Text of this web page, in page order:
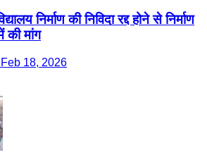
निर्माण की निविदा रद्द होने से निर्माण
की मांग
18, 2026